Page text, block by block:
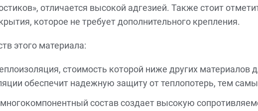
отличается высокой адгезией. Также стоит
которое не требует дополнительного крепления.
этого материала:
стоимость которой ниже других материалов
обеспечит надежную защиту от теплопотерь, тем
состав создает высокую